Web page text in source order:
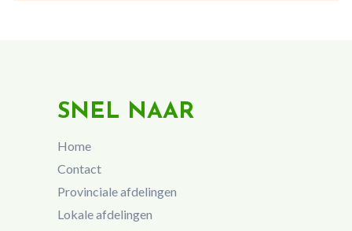
SNEL NAAR
Home
Contact
Provinciale afdelingen
Lokale afdelingen